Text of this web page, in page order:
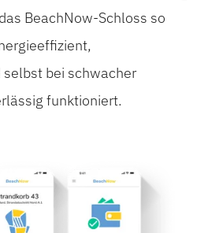
BeachNow-Schloss so
bei schwacher
funktioniert.